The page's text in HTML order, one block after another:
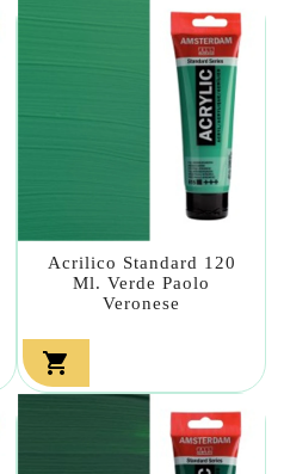
Acrilico Standard 120
Ml. Verde Paolo
Veronese
